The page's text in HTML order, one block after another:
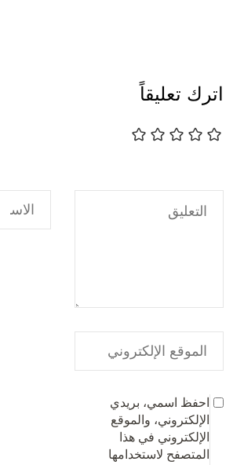
اترك تعليقاً
احفظ اسمي، بريدي
الإلكتروني، والموقع
الإلكتروني في هذا
المتصفح لاستخدامها